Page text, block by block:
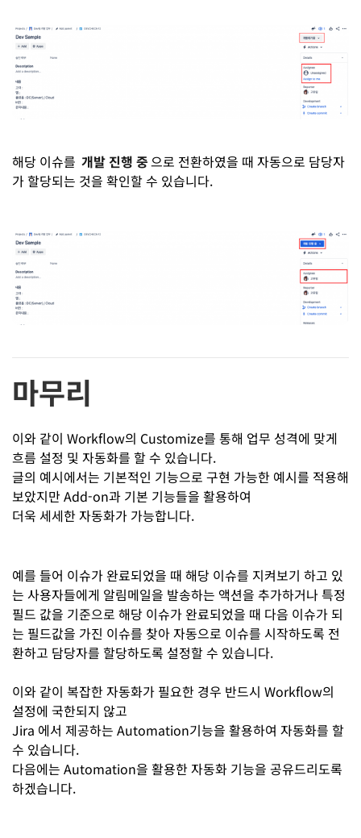
해당 이슈를 개발 진행 중으로 전환하였을 때 자동으로 담당자
가 할당되는 것을 확인할 수 있습니다.
마무리
이와 같이 Workflow의 Customize를 통해 업무 성격에 맞게
흐름 설정 및 자동화를 할 수 있습니다.
글의 예시에서는 기본적인 기능으로 구현 가능한 예시를 적용해
보았지만 Add-on과 기본 기능들을 활용하여
더욱 세세한 자동화가 가능합니다.
예를 들어 이슈가 완료되었을 때 해당 이슈를 지켜보기 하고 있
는 사용자들에게 알림메일을 발송하는 액션을 추가하거나 특정
필드 값을 기준으로 해당 이슈가 완료되었을 때 다음 이슈가 되
는 필드값을 가진 이슈를 찾아 자동으로 이슈를 시작하도록 전
환하고 담당자를 할당하도록 설정할 수 있습니다.
이와 같이 복잡한 자동화가 필요한 경우 반드시 Workflow의
설정에 국한되지 않고
Jira 에서 제공하는 Automation기능을 활용하여 자동화를 할
수 있습니다.
다음에는 Automation을 활용한 자동화 기능을 공유드리도록
하겠습니다.